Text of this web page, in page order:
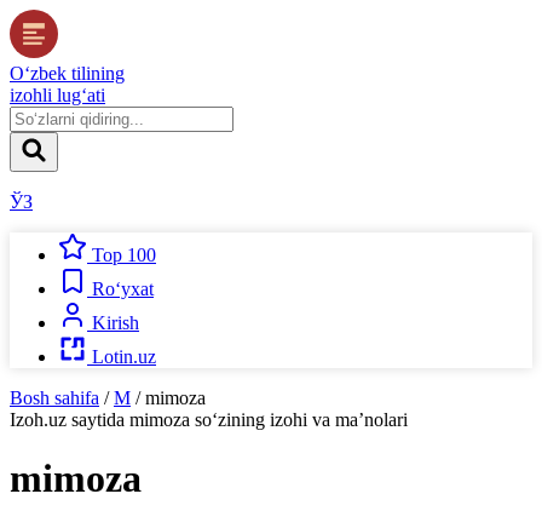
O‘zbek tilining
izohli lug‘ati
ЎЗ
Top 100
Ro‘yxat
Kirish
Lotin.uz
Bosh sahifa / M / mimoza
Izoh.uz saytida mimoza so‘zining izohi va ma’nolari
mimoza